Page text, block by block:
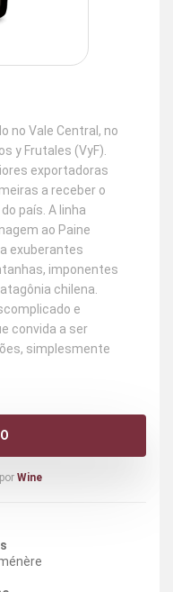
no Vale Central, no
y Frutales (VyF).
exportadoras
a receber o
país. A linha
ao Paine
exuberantes
imponentes
chilena.
e
convida a ser
simplesmente
Wine